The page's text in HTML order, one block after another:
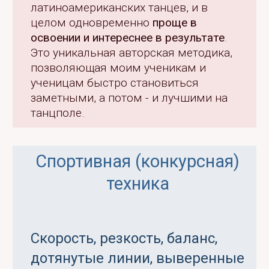
латиноамериканских танцев, и в
целом одновременно проще в
освоении и интереснее в результате.
Это уникальная авторская методика,
позволяющая моим ученикам и
ученицам быстро становиться
заметными, а потом - и лучшими на
танцполе.
Спортивная (конкурсная)
техника
Скорость, резкость, баланс,
дотянутые линии, выверенные